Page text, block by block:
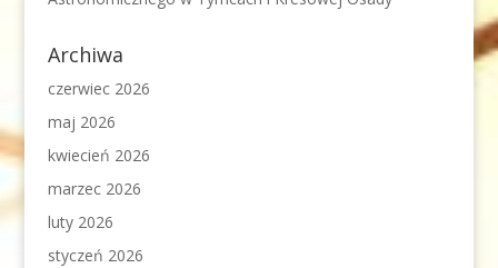
Archiwa
czerwiec 2026
maj 2026
kwiecień 2026
marzec 2026
luty 2026
styczeń 2026